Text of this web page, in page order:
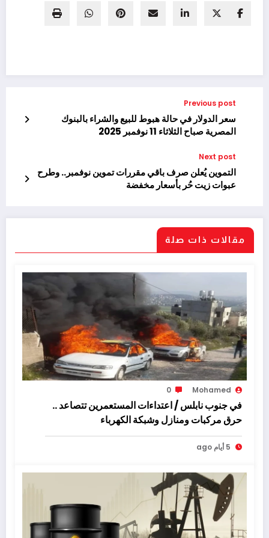
Previous post
سعر الدولار في حالة هبوط للبيع والشراء بالبنوك
المصرية صباح الثلاثاء 11 نوفمبر 2025
Next post
التموين يُعلن صرف باقي مقررات تموين نوفمبر.. وطرح
عبوات زيت حُر بأسعار مخفضة
مقالات ذات صلة
Mohamed
0
في جنوب نابلس / اعتداءات المستعمرين تتصاعد ..
حرق مركبات ومنازل وشبكة الكهرباء
5 أيام ago